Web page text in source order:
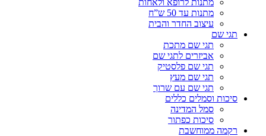
מתנות עד 50 ש”ח
עיצוב החדר והבית
תגי שם
תגי שם מתכת
אביזרים לתגי שם
תגי שם פלסטיק
תגי שם מעץ
תגי שם עם שרוך
סיכות וסמלים כללים
סמל המדינה
סיכות כפתור
רקמה ממוחשבת